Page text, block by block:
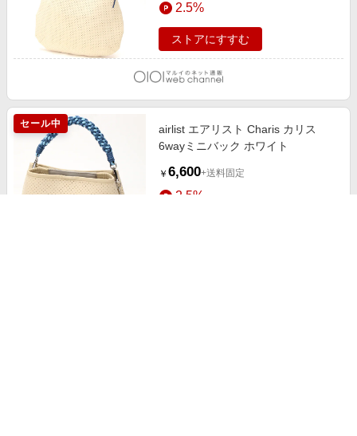
2.5%
ストアにすすむ
セール中
airlist エアリスト Charis カリス
6wayミニバック ホワイト
￥ 6,600+送料固定
2.5%